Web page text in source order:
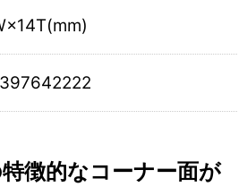
徴的なコーナー面が